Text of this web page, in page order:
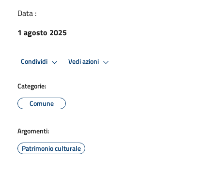
Data :
1 agosto 2025
Condividi Vedi azioni
Categorie:
Comune
Argomenti:
Patrimonio culturale